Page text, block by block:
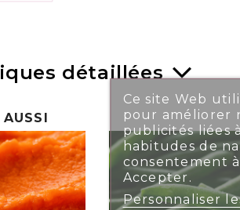
détaillées
Ce site Web
pour améliorer
publicités liées
habitudes de
consentement
Accepter.
Personnaliser